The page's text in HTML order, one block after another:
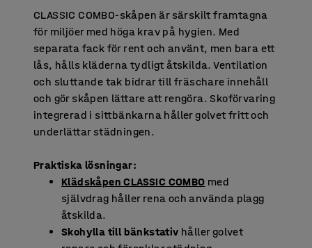
CLASSIC COMBO-skåpen är särskilt framtagna
för miljöer med höga krav på hygien. Med
separata fack för rent och använt, men bara ett
lås, hålls kläderna tydligt åtskilda. Ventilation
och sluttande tak bidrar till fräschare innehåll
och gör skåpen lättare att rengöra. Skoförvaring
integrerad i sittbänkarna håller golvet fritt och
underlättar städningen.
Praktiska lösningar:
Klädskåpen CLASSIC COMBO med
självdrag håller rena och använda plagg
åtskilda.
Skohylla till bänkstativ håller golvet